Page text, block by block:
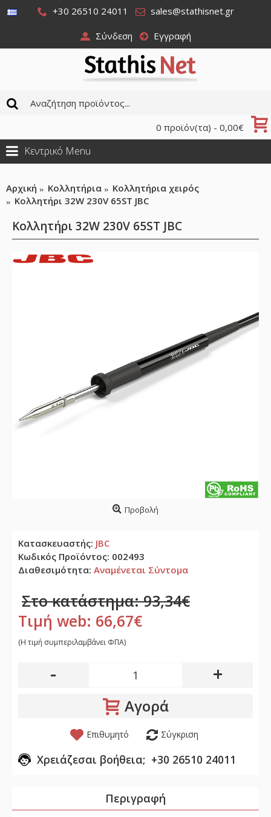
+30 26510 24011 sales@stathisnet.gr
Σύνδεση Εγγραφή
0 προϊόν(τα) - 0,00€
Κεντρικό Menu
Αρχική Κολλητήρια
Κολλητήρια χειρός
Κολλητήρι 32W 230V 65ST JBC
Κολλητήρι 32W 230V 65ST JBC
Προβολή
Κατασκευαστής: JBC
Κωδικός Προϊόντος: 002493
Διαθεσιμότητα: Αναμένεται Σύντομα
Στο κατάστημα: 93,34€
Τιμή web: 66,67€
(H τιμή συμπεριλαμβάνει ΦΠΑ)
- +
Αγορά
Επιθυμητό Σύγκριση
Χρειάζεσαι βοήθεια; +30 26510 24011
Περιγραφή